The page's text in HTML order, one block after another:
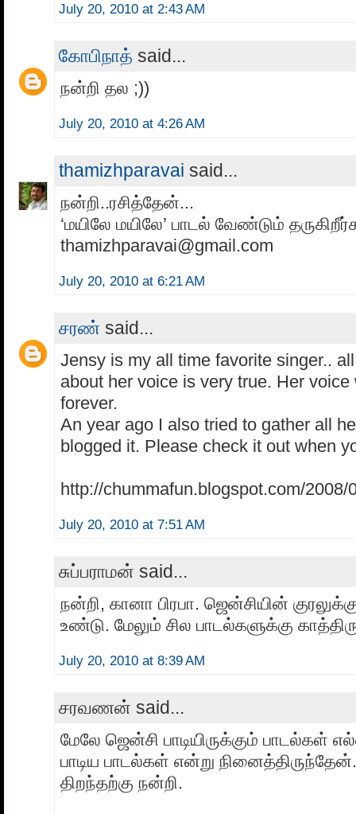
July 20, 2010 at 2:43 AM
கோபிநாத் said...
நன்றி தல ;))
July 20, 2010 at 4:26 AM
thamizhparavai said...
நன்றி..ரசித்தேன்...
‘மயிலே மயிலே’ பாடல் வேண்டும்
thamizhparavai@gmail.com
July 20, 2010 at 6:21 AM
சரண் said...
Jensy is my all time favorite singer..
about her voice is very true. Her voice
forever.
An year ago I also tried to gather all
blogged it. Please check it out when
http://chummafun.blogspot.com/2008/
July 20, 2010 at 7:51 AM
சுப்பராமன் said...
நன்றி, கானா பிரபா. ஜென்சியின்
உண்டு. மேலும் சில பாடல்களுக்கு
July 20, 2010 at 8:39 AM
சரவணன் said...
மேலே ஜென்சி பாடியிருக்கும் பாடல்கள்
பாடிய பாடல்கள் என்று
திறந்தற்கு நன்றி.